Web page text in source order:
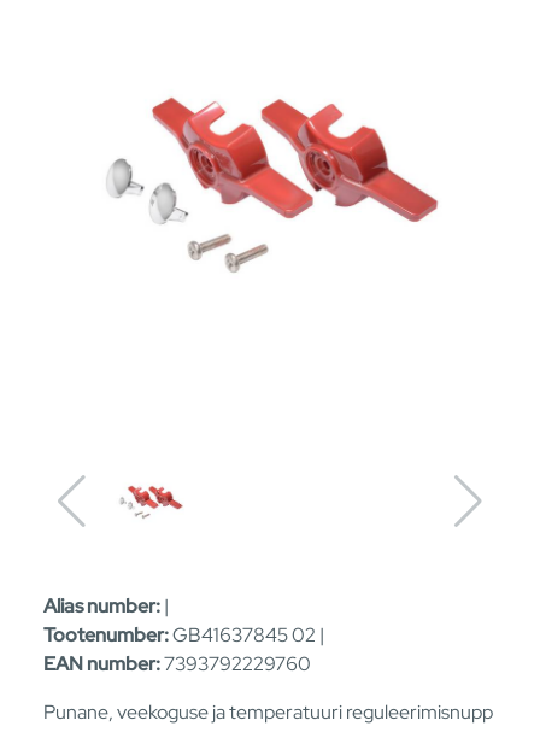
Alias number:|
Tootenumber:GB41637845 02 |
EAN number:7393792229760
Punane, veekoguse ja temperatuuri reguleerimisnupp